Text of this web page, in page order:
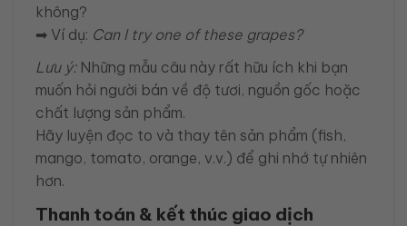
không?
➡ Ví dụ: Can I try one of these grapes?
Lưu ý:Những mẫu câu này rất hữu ích khi bạn
muốn hỏi người bán về độ tươi, nguồn gốc hoặc
chất lượng sản phẩm.
Hãy luyện đọc to và thay tên sản phẩm (fish,
mango, tomato, orange, v.v.) để ghi nhớ tự nhiên
hơn.
Thanh toán & kết thúc giao dịch